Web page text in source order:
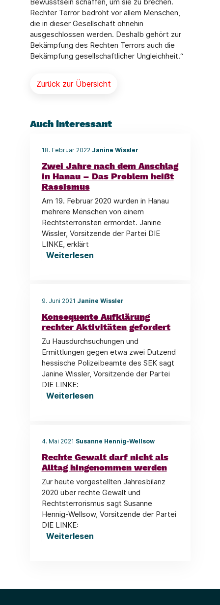
Rechter Terror bedroht vor allem Menschen,
die in dieser Gesellschaft ohnehin
ausgeschlossen werden. Deshalb gehört zur
Bekämpfung des Rechten Terrors auch die
Bekämpfung gesellschaftlicher Ungleichheit.“
Zurück zur Übersicht
Auch interessant
18. Februar 2022 Janine Wissler
Zwei Jahre nach dem Anschlag
in Hanau – Das Problem heißt
Rassismus
Am 19. Februar 2020 wurden in Hanau
mehrere Menschen von einem
Rechtsterroristen ermordet. Janine
Wissler, Vorsitzende der Partei DIE
LINKE, erklärt
Weiterlesen
9. Juni 2021 Janine Wissler
Konsequente Aufklärung
rechter Aktivitäten gefordert
Zu Hausdurchsuchungen und
Ermittlungen gegen etwa zwei Dutzend
hessische Polizeibeamte des SEK sagt
Janine Wissler, Vorsitzende der Partei
DIE LINKE:
Weiterlesen
4. Mai 2021 Susanne Hennig-Wellsow
Rechte Gewalt darf nicht als
Alltag hingenommen werden
Zur heute vorgestellten Jahresbilanz
2020 über rechte Gewalt und
Rechtsterrorismus sagt Susanne
Hennig-Wellsow, Vorsitzende der Partei
DIE LINKE:
Weiterlesen